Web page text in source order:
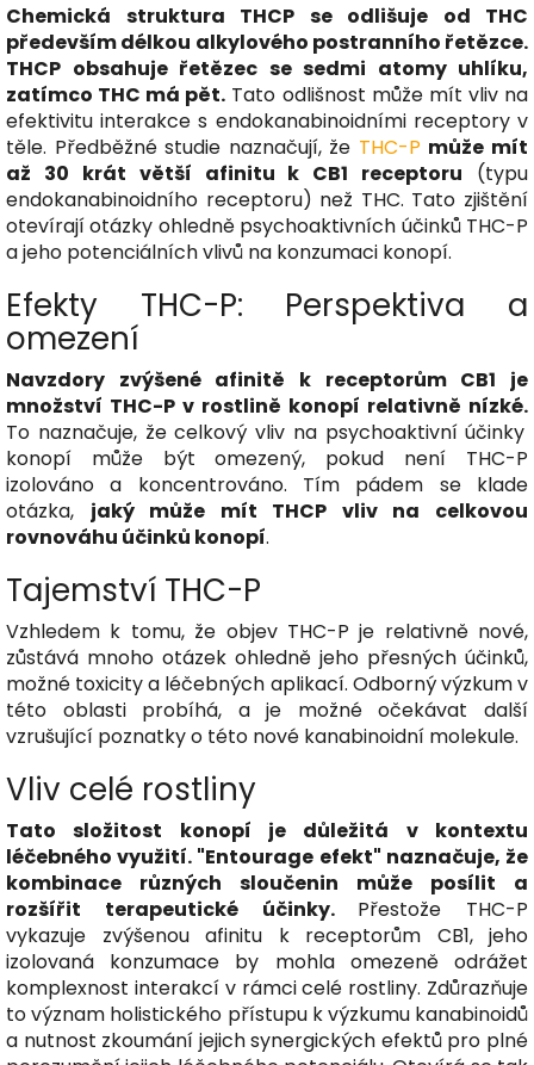
Chemická struktura THCP se odlišuje od THC
především délkou alkylového postranního řetězce.
THCP obsahuje řetězec se sedmi atomy uhlíku,
zatímco THC má pět. Tato odlišnost může mít vliv na
efektivitu interakce s endokanabinoidními receptory v
těle. Předběžné studie naznačují, že THC-P může mít
až 30 krát větší afinitu k CB1 receptoru (typu
endokanabinoidního receptoru) než THC. Tato zjištění
otevírají otázky ohledně psychoaktivních účinků THC-P
a jeho potenciálních vlivů na konzumaci konopí.
Efekty THC-P: Perspektiva a
omezení
Navzdory zvýšené afinitě k receptorům CB1 je
množství THC-P v rostlině konopí relativně nízké.
To naznačuje, že celkový vliv na psychoaktivní účinky
konopí může být omezený, pokud není THC-P
izolováno a koncentrováno. Tím pádem se klade
otázka, jaký může mít THCP vliv na celkovou
rovnováhu účinků konopí.
Tajemství THC-P
Vzhledem k tomu, že objev THC-P je relativně nové,
zůstává mnoho otázek ohledně jeho přesných účinků,
možné toxicity a léčebných aplikací. Odborný výzkum v
této oblasti probíhá, a je možné očekávat další
vzrušující poznatky o této nové kanabinoidní molekule.
Vliv celé rostliny
Tato složitost konopí je důležitá v kontextu
léčebného využití. "Entourage efekt" naznačuje, že
kombinace různých sloučenin může posílit a
rozšířit terapeutické účinky. Přestože THC-P
vykazuje zvýšenou afinitu k receptorům CB1, jeho
izolovaná konzumace by mohla omezeně odrážet
komplexnost interakcí v rámci celé rostliny. Zdůrazňuje
to význam holistického přístupu k výzkumu kanabinoidů
a nutnost zkoumání jejich synergických efektů pro plné